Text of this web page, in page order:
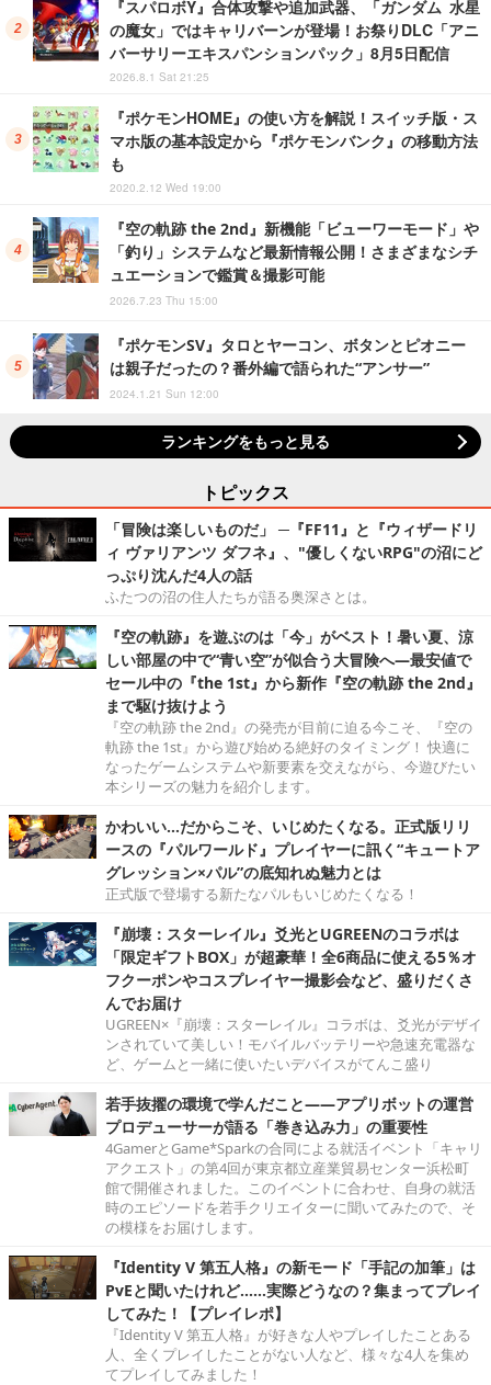
『スパロボY』合体攻撃や追加武器、「ガンダム 水星
の魔女」ではキャリバーンが登場！お祭りDLC「アニ
バーサリーエキスパンションパック」8月5日配信
2026.8.1 Sat 21:25
『ポケモンHOME』の使い方を解説！スイッチ版・ス
マホ版の基本設定から『ポケモンバンク』の移動方法
も
2020.2.12 Wed 19:00
『空の軌跡 the 2nd』新機能「ビューワーモード」や
「釣り」システムなど最新情報公開！さまざまなシチ
ュエーションで鑑賞＆撮影可能
2026.7.23 Thu 15:00
『ポケモンSV』タロとヤーコン、ボタンとピオニー
は親子だったの？番外編で語られた“アンサー”
2024.1.21 Sun 12:00
ランキングをもっと見る
トピックス
「冒険は楽しいものだ」 ─『FF11』と『ウィザードリ
ィ ヴァリアンツ ダフネ』、"優しくないRPG"の沼にど
っぷり沈んだ4人の話
ふたつの沼の住人たちが語る奥深さとは。
『空の軌跡』を遊ぶのは「今」がベスト！暑い夏、涼
しい部屋の中で“青い空”が似合う大冒険へ―最安値で
セール中の『the 1st』から新作『空の軌跡 the 2nd』
まで駆け抜けよう
『空の軌跡 the 2nd』の発売が目前に迫る今こそ、『空の
軌跡 the 1st』から遊び始める絶好のタイミング！ 快適に
なったゲームシステムや新要素を交えながら、今遊びたい
本シリーズの魅力を紹介します。
かわいい…だからこそ、いじめたくなる。正式版リリ
ースの『パルワールド』プレイヤーに訊く“キュートア
グレッション×パル”の底知れぬ魅力とは
正式版で登場する新たなパルもいじめたくなる！
『崩壊：スターレイル』爻光とUGREENのコラボは
「限定ギフトBOX」が超豪華！全6商品に使える5％オ
フクーポンやコスプレイヤー撮影会など、盛りだくさ
んでお届け
UGREEN×『崩壊：スターレイル』コラボは、爻光がデザイ
ンされていて美しい！モバイルバッテリーや急速充電器な
ど、ゲームと一緒に使いたいデバイスがてんこ盛り
若手抜擢の環境で学んだこと――アプリボットの運営
プロデューサーが語る「巻き込み力」の重要性
4GamerとGame*Sparkの合同による就活イベント「キャリ
アクエスト」の第4回が東京都立産業貿易センター浜松町
館で開催されました。このイベントに合わせ、自身の就活
時のエピソードを若手クリエイターに聞いてみたので、そ
の模様をお届けします。
『Identity V 第五人格』の新モード「手記の加筆」は
PvEと聞いたけれど……実際どうなの？集まってプレイ
してみた！【プレイレポ】
『Identity V 第五人格』が好きな人やプレイしたことある
人、全くプレイしたことがない人など、様々な4人を集め
てプレイしてみました！